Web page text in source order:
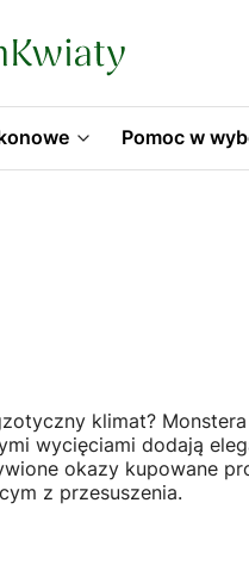
Pomoc w
klimat?
wycięciami dodają
okazy kupowane
z przesuszenia.